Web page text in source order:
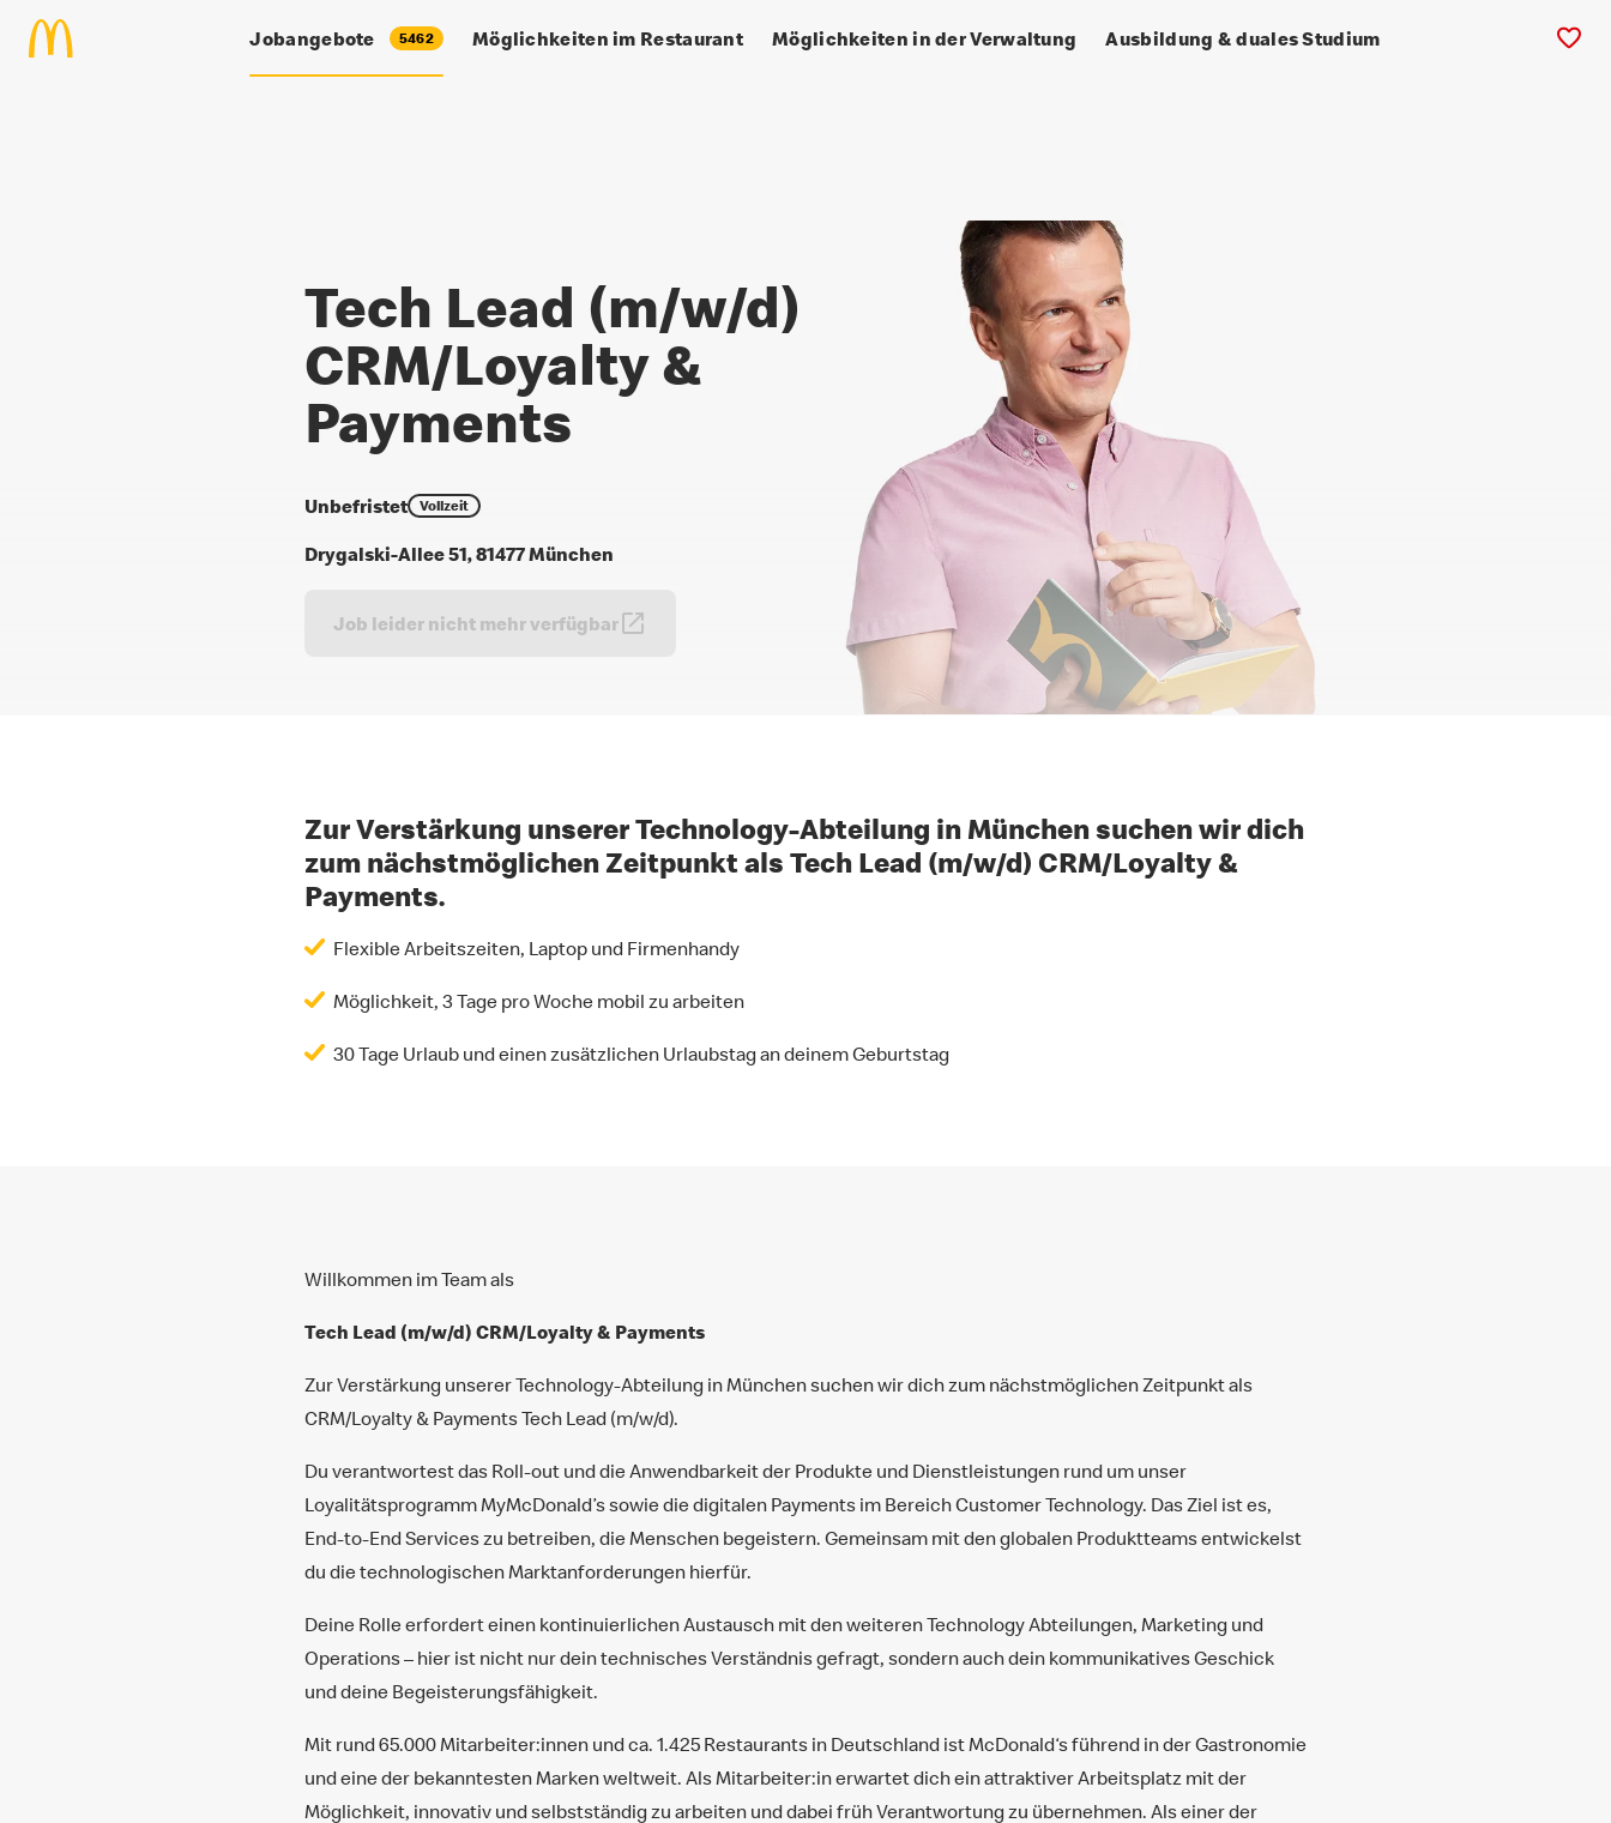
Zum Hauptinhalt springenJobangebote 5462 Möglichkeiten im Restaurant Möglichkeiten in der Verwaltung Ausbildung & duales Studium
Tech Lead (m/w/d)
CRM/Loyalty &
Payments
Unbefristet Vollzeit
Drygalski-Allee 51, 81477 München
Job leider nicht mehr verfügbar
Zur Verstärkung unserer Technology-Abteilung in München suchen wir dich
zum nächstmöglichen Zeitpunkt als Tech Lead (m/w/d) CRM/Loyalty &
Payments.
Flexible Arbeitszeiten, Laptop und Firmenhandy
Möglichkeit, 3 Tage pro Woche mobil zu arbeiten
30 Tage Urlaub und einen zusätzlichen Urlaubstag an deinem Geburtstag
Willkommen im Team als
Tech Lead (m/w/d) CRM/Loyalty & Payments
Zur Verstärkung unserer Technology-Abteilung in München suchen wir dich zum nächstmöglichen Zeitpunkt als
CRM/Loyalty & Payments Tech Lead (m/w/d).
Du verantwortest das Roll-out und die Anwendbarkeit der Produkte und Dienstleistungen rund um unser
Loyalitätsprogramm MyMcDonald’s sowie die digitalen Payments im Bereich Customer Technology. Das Ziel ist es,
End-to-End Services zu betreiben, die Menschen begeistern. Gemeinsam mit den globalen Produktteams entwickelst
du die technologischen Marktanforderungen hierfür.
Deine Rolle erfordert einen kontinuierlichen Austausch mit den weiteren Technology Abteilungen, Marketing und
Operations – hier ist nicht nur dein technisches Verständnis gefragt, sondern auch dein kommunikatives Geschick
und deine Begeisterungsfähigkeit.
Mit rund 65.000 Mitarbeiter:innen und ca. 1.425 Restaurants in Deutschland ist McDonald‘s führend in der Gastronomie
und eine der bekanntesten Marken weltweit. Als Mitarbeiter:in erwartet dich ein attraktiver Arbeitsplatz mit der
Möglichkeit, innovativ und selbstständig zu arbeiten und dabei früh Verantwortung zu übernehmen. Als einer der